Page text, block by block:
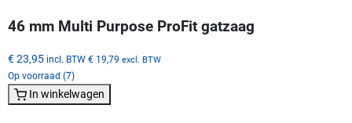
46 mm Multi Purpose ProFit gatzaag
€ 23,95 incl. BTW € 19,79 excl. BTW
Op voorraad (7)
In winkelwagen